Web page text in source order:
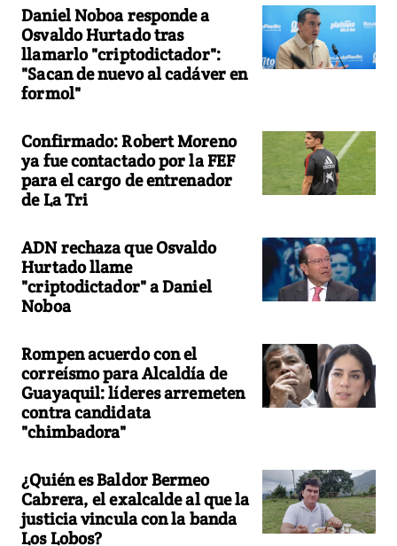
Daniel Noboa responde a
Osvaldo Hurtado tras
llamarlo "criptodictador":
"Sacan de nuevo al cadáver en
formol"
Confirmado: Robert Moreno
ya fue contactado por la FEF
para el cargo de entrenador
de La Tri
ADN rechaza que Osvaldo
Hurtado llame
"criptodictador" a Daniel
Noboa
Rompen acuerdo con el
correísmo para Alcaldía de
Guayaquil: líderes arremeten
contra candidata
"chimbadora"
¿Quién es Baldor Bermeo
Cabrera, el exalcalde al que la
justicia vincula con la banda
Los Lobos?